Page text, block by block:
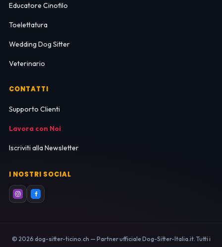
Educatore Cinofilo
Toelettatura
Wedding Dog Sitter
Veterinario
CONTATTI
Supporto Clienti
Lavora con Noi
Iscriviti alla Newsletter
I NOSTRI SOCIAL
© 2026 dog-sitter-ticino.ch — Partner ufficiale Dog-Sitter-Italia.it. Tutti i